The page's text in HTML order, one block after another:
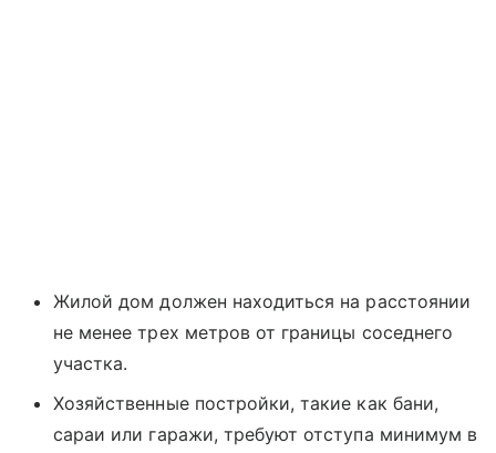
Жилой дом должен находиться на расстоянии
не менее трех метров от границы соседнего
участка.
Хозяйственные постройки, такие как бани,
сараи или гаражи, требуют отступа минимум в